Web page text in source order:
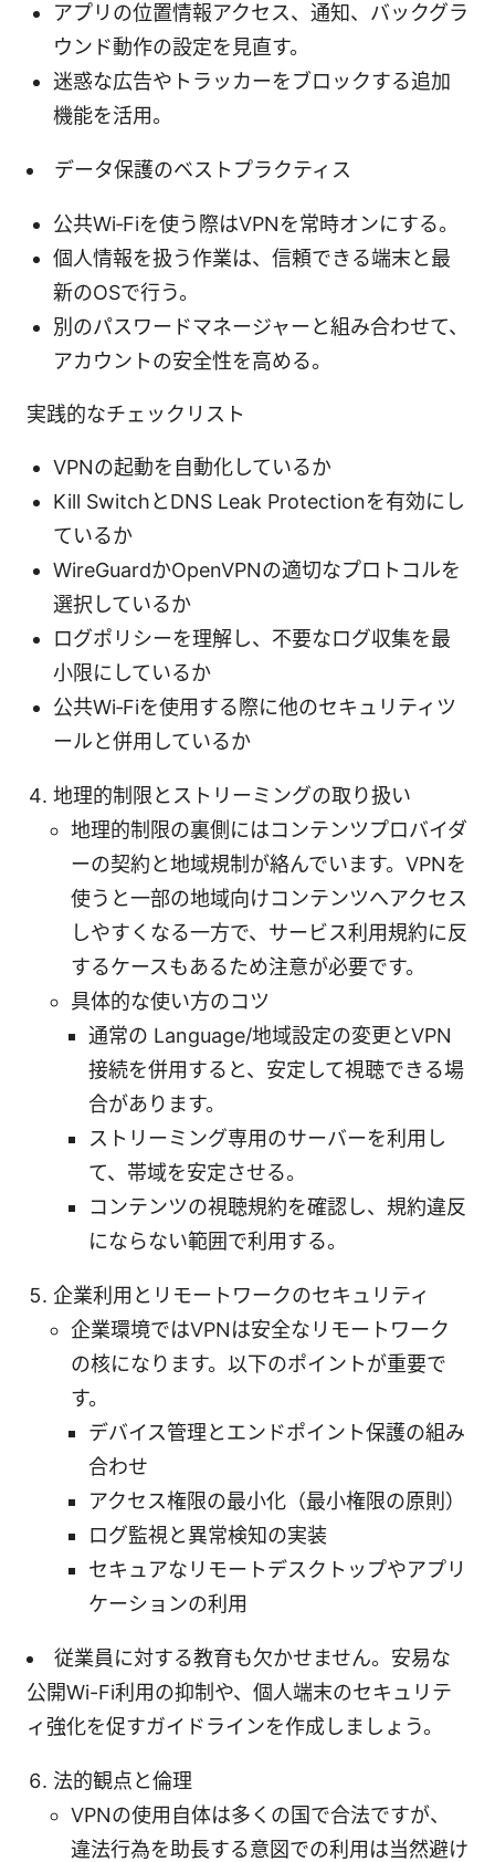
アプリの位置情報アクセス、通知、バックグラ
ウンド動作の設定を見直す。
迷惑な広告やトラッカーをブロックする追加
機能を活用。
データ保護のベストプラクティス
公共Wi‑Fiを使う際はVPNを常時オンにする。
個人情報を扱う作業は、信頼できる端末と最
新のOSで行う。
別のパスワードマネージャーと組み合わせて、
アカウントの安全性を高める。
実践的なチェックリスト
VPNの起動を自動化しているか
Kill SwitchとDNS Leak Protectionを有効にし
ているか
WireGuardかOpenVPNの適切なプロトコルを
選択しているか
ログポリシーを理解し、不要なログ収集を最
小限にしているか
公共Wi‑Fiを使用する際に他のセキュリティツ
ールと併用しているか
地理的制限とストリーミングの取り扱い
地理的制限の裏側にはコンテンツプロバイダ
ーの契約と地域規制が絡んでいます。VPNを
使うと一部の地域向けコンテンツへアクセス
しやすくなる一方で、サービス利用規約に反
するケースもあるため注意が必要です。
具体的な使い方のコツ
通常の Language/地域設定の変更とVPN
接続を併用すると、安定して視聴できる場
合があります。
ストリーミング専用のサーバーを利用し
て、帯域を安定させる。
コンテンツの視聴規約を確認し、規約違反
にならない範囲で利用する。
企業利用とリモートワークのセキュリティ
企業環境ではVPNは安全なリモートワーク
の核になります。以下のポイントが重要で
す。
デバイス管理とエンドポイント保護の組み
合わせ
アクセス権限の最小化（最小権限の原則）
ログ監視と異常検知の実装
セキュアなリモートデスクトップやアプリ
ケーションの利用
従業員に対する教育も欠かせません。安易な
公開Wi-Fi利用の抑制や、個人端末のセキュリテ
ィ強化を促すガイドラインを作成しましょう。
法的観点と倫理
VPNの使用自体は多くの国で合法ですが、
違法行為を助長する意図での利用は当然避け